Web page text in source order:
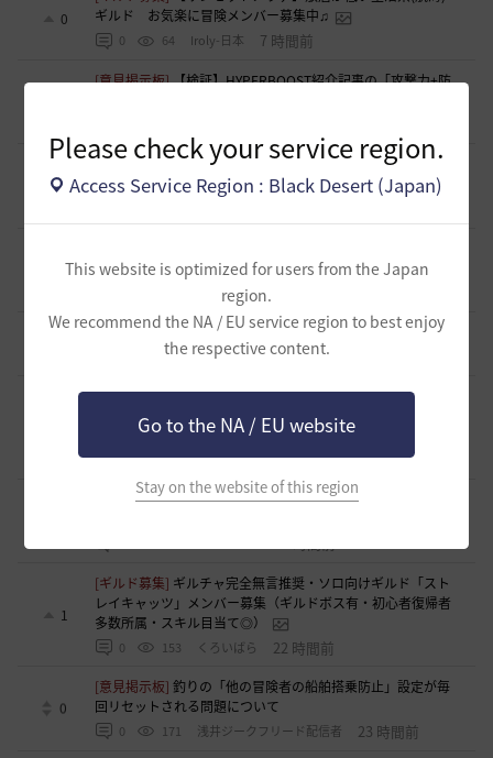
Please check your service region.
Access Service Region : Black Desert (Japan)
This website is optimized for users from the Japan
region.
We recommend the NA / EU service region to best enjoy
the respective content.
Go to the NA / EU website
Stay on the website of this region
0
ギルド お気楽に冒険メンバー募集中♫
0 64 Iroly-日本 7 時間前
[意見掲示板]【検証】HYPERBOOST紹介記事の「攻撃力+防
0
[ギルド募集]スキル共有・基本無言ギルド【無為無想】メン
バー募集
1
ント離脱と可視化の限界について）
浅井ジークフリード配信者
[ギルド募集]【TrueWinter】ギルドメンバー募集
143 倉葉 19 時間前
[ギルド募集]好きなキャラで好きなことを！無言OK挨拶自
由！基本ソロだけどたまにおしゃべりを楽しんだり(*'ω'*)
【魔弾の射手】で一緒に遊びませんか？
0 159 oすずo 19 時間前
[ギルド募集]ギルド【Patera】ギルドメンバー募集中！ 初心
1
[ギルド募集] ギルチャ完全無言推奨・ソロ向けギルド「スト
レイキャッツ」メンバー募集（ギルドボス有・初心者復帰者
多数所属・スキル目当て◎）
0 153 くろいばら 22 時間前
0
[意見掲示板]釣りの「他の冒険者の船舶搭乗防止」設定が毎
回リセットされる問題について
0 171 浅井ジークフリード配信者 23 時間前